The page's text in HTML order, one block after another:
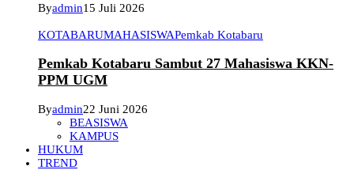
Byadmin15 Juli 2026
KOTABARUMAHASISWAPemkab Kotabaru
Pemkab Kotabaru Sambut 27 Mahasiswa KKN-
PPM UGM
Byadmin22 Juni 2026
BEASISWA
KAMPUS
HUKUM
TREND